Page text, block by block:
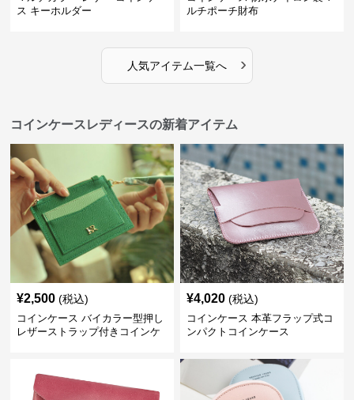
ス キーホルダー
ルチポーチ財布
人気アイテム一覧へ ›
コインケースレディースの新着アイテム
¥2,500 (税込)
コインケース バイカラー型押し
レザーストラップ付きコインケ
¥4,020 (税込)
コインケース 本革フラップ式コ
ンパクトコインケース